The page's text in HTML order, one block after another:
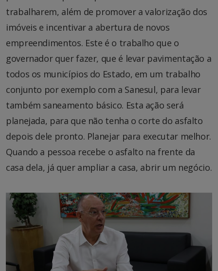
trabalharem, além de promover a valorização dos
imóveis e incentivar a abertura de novos
empreendimentos. Este é o trabalho que o
governador quer fazer, que é levar pavimentação a
todos os municípios do Estado, em um trabalho
conjunto por exemplo com a Sanesul, para levar
também saneamento básico. Esta ação será
planejada, para que não tenha o corte do asfalto
depois dele pronto. Planejar para executar melhor.
Quando a pessoa recebe o asfalto na frente da
casa dela, já quer ampliar a casa, abrir um negócio.